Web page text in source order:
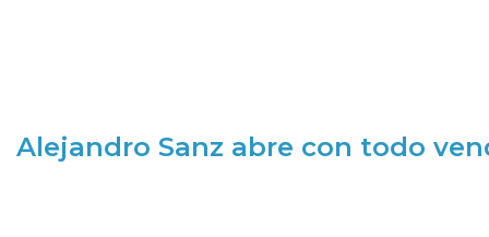
Alejandro Sanz abre con todo